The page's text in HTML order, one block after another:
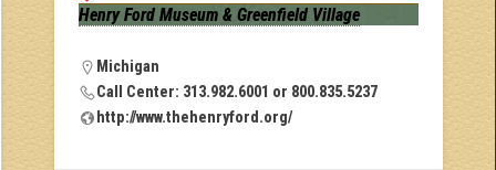
Henry Ford Museum & Greenfield Village
Michigan
Call Center: 313.982.6001 or 800.835.5237
http://www.thehenryford.org/